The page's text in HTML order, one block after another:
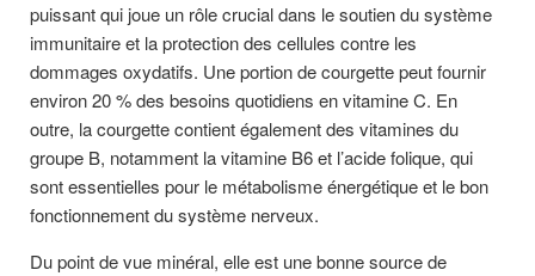
puissant qui joue un rôle crucial dans le soutien du système
immunitaire et la protection des cellules contre les
dommages oxydatifs. Une portion de courgette peut fournir
environ 20 % des besoins quotidiens en vitamine C. En
outre, la courgette contient également des vitamines du
groupe B, notamment la vitamine B6 et l’acide folique, qui
sont essentielles pour le métabolisme énergétique et le bon
fonctionnement du système nerveux.
Du point de vue minéral, elle est une bonne source de